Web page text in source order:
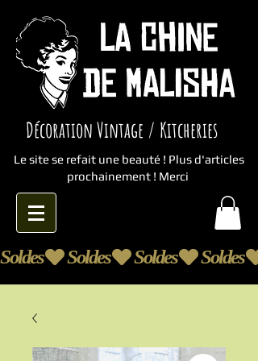
Décoration Vintage / Kitcheries
Le site se refait une beauté ! Plus d'articles
prochainement ! Merci
Soldes